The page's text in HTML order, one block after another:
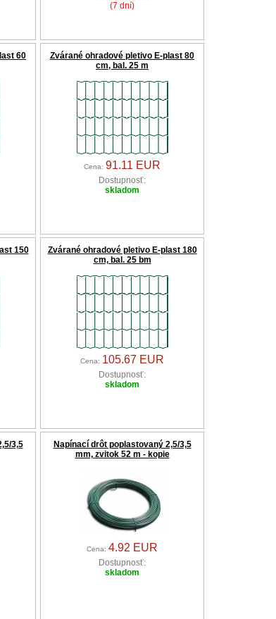
(7 dní)
60
Zvárané ohradové pletivo E-plast 80
cm, bal. 25 m
Cena: 91.11 EUR
Dostupnosť:
skladom
150
Zvárané ohradové pletivo E-plast 180
cm, bal. 25 bm
Cena: 105.67 EUR
Dostupnosť:
skladom
3,5
Napínací drôt poplastovaný 2,5/3,5
mm, zvitok 52 m - kopie
Cena: 4.92 EUR
Dostupnosť:
skladom